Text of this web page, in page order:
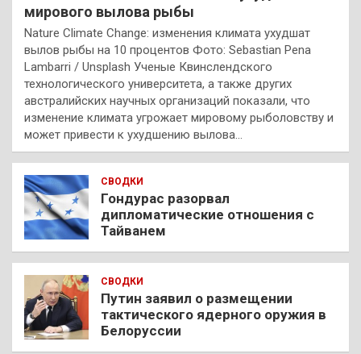
мирового вылова рыбы
Nature Climate Change: изменения климата ухудшат
вылов рыбы на 10 процентов Фото: Sebastian Pena
Lambarri / Unsplash Ученые Квинслендского
технологического университета, а также других
австралийских научных организаций показали, что
изменение климата угрожает мировому рыболовству и
может привести к ухудшению вылова…
СВОДКИ
Гондурас разорвал
дипломатические отношения с
Тайванем
СВОДКИ
Путин заявил о размещении
тактического ядерного оружия в
Белоруссии